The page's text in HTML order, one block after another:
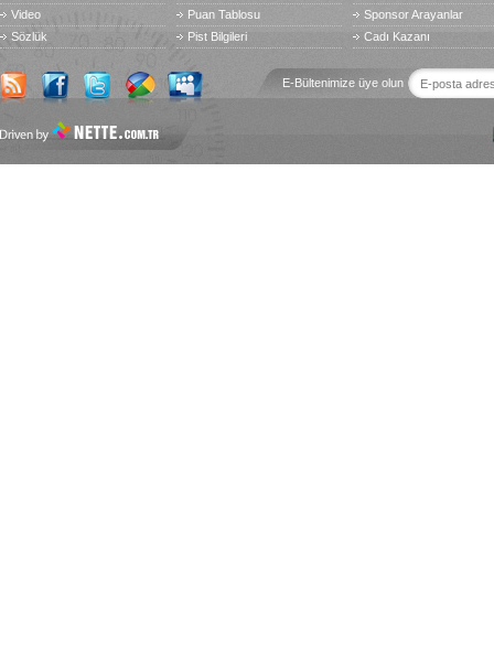
Video
Puan Tablosu
Sponsor Arayanlar
Sözlük
Pist Bilgileri Cadı Kazanı
E-Bültenimize üye olun